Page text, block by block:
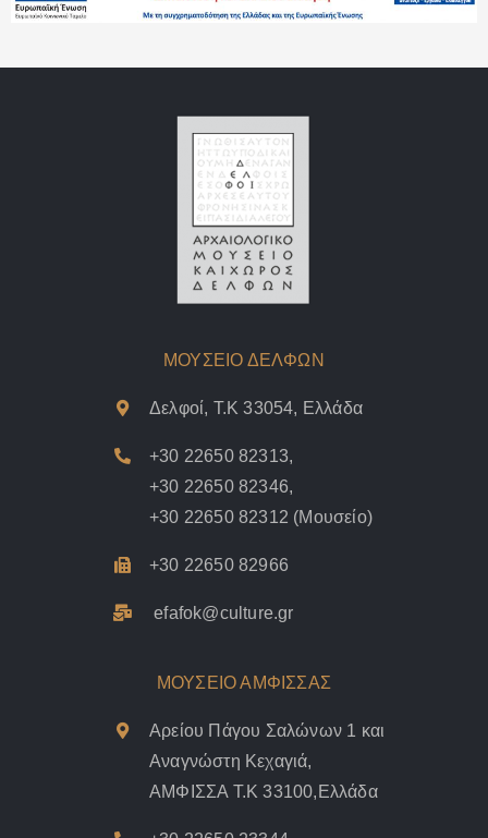
ΜΟΥΣΕΙΟ ΔΕΛΦΩΝ
Δελφοί, Τ.Κ 33054, Ελλάδα
+30 22650 82313,
+30 22650 82346,
+30 22650 82312 (Μουσείο)
+30 22650 82966
efafok@culture.gr
ΜΟΥΣΕΙΟ ΑΜΦΙΣΣΑΣ
Αρείου Πάγου Σαλώνων 1 και
Αναγνώστη Κεχαγιά,
ΑΜΦΙΣΣΑ Τ.Κ 33100,Ελλάδα